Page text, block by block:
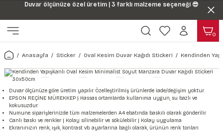
Duvar ölçünüze özel üretim | 3 farklı malzeme seçeneği 😎
Harita & Şehir Duvar Kağıdı
Türkiye Serisi Duvar Kağıdı
Şehir & Ülke Duvar Kağıdı
Duvar Kağıdı
Çiçek Duvar Kağıdı
Hayvan, Yaprak & Çiçek
Yaprak Desenli Duvar Kağıdı
Hayvan Duvar Kağıdı
Doğa & Manza Duvar Kağıdı
Manzara Duvar Kağıdı
Orman Duvar Kağıdı
Tasarım & Sanatsal Duvar
Sanat Duvar Kağıdı
Geometrik Duvar Kağıdı
Araba Duvar Kağıdı
Sağlık Duvar Kağıdı
Ahşap, Mermer & Taş
Mermer Desenli Duvar Kağıdı
Taş Desenli Duvar Kağıdı
Ahşap Desenli Duvar Kağıdı
Kağıdı Stickeri
0
Anasayfa Sticker Oval Kesim Duvar Kağıdı Stickeri Kendinden
Duvar ölçünüze göre üretim yapılır. Özelleştirilmiş ürünlerde iade/değişim yoktur.
EPSON REÇİNE MÜREKKEP | Hassas ortamlarda kullanıma uygun, su bazlı ve
kokusuzdur.
Numune siparişlerinizde tüm malzemelerden A4 ebatında baskılı olarak gönderilir.
Canlı baskı ve renkler | Kolay silinebilir ve sökülebilir | Kolay uygulama
Ekranınızın renk, ışık, kontrast vb. ayarlarına bağlı olarak, ürünün renk tonları